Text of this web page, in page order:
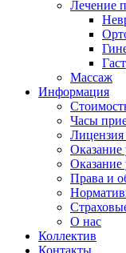
Лечение
Массаж
Информация
Часы
Права и
О нас
Коллектив
Контакты